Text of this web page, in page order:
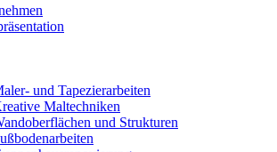
und Tapezierarbeiten
Maltechniken
und Strukturen